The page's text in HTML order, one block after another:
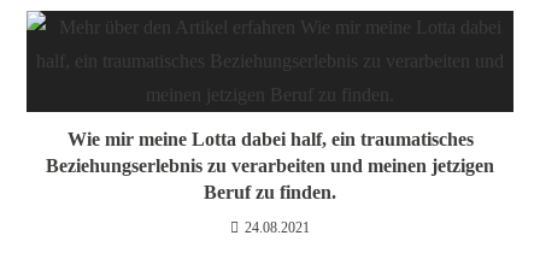
Wie mir meine Lotta dabei half, ein traumatisches
Beziehungserlebnis zu verarbeiten und meinen jetzigen
Beruf zu finden.
24.08.2021